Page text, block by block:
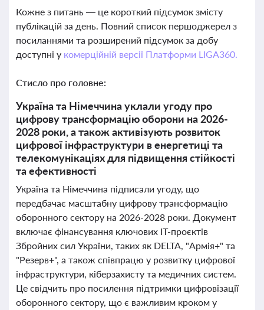
Кожне з питань — це короткий підсумок змісту
публікацій за день. Повний список першоджерел з
посиланнями та розширений підсумок за добу
доступні у комерційній версії Платформи LIGA360.
Стисло про головне:
Україна та Німеччина уклали угоду про
цифрову трансформацію оборони на 2026-
2028 роки, а також активізують розвиток
цифрової інфраструктури в енергетиці та
телекомунікаціях для підвищення стійкості
та ефективності
Україна та Німеччина підписали угоду, що
передбачає масштабну цифрову трансформацію
оборонного сектору на 2026-2028 роки. Документ
включає фінансування ключових ІТ-проєктів
Збройних сил України, таких як DELTA, "Армія+" та
"Резерв+", а також співпрацю у розвитку цифрової
інфраструктури, кіберзахисту та медичних систем.
Це свідчить про посилення підтримки цифровізації
оборонного сектору, що є важливим кроком у